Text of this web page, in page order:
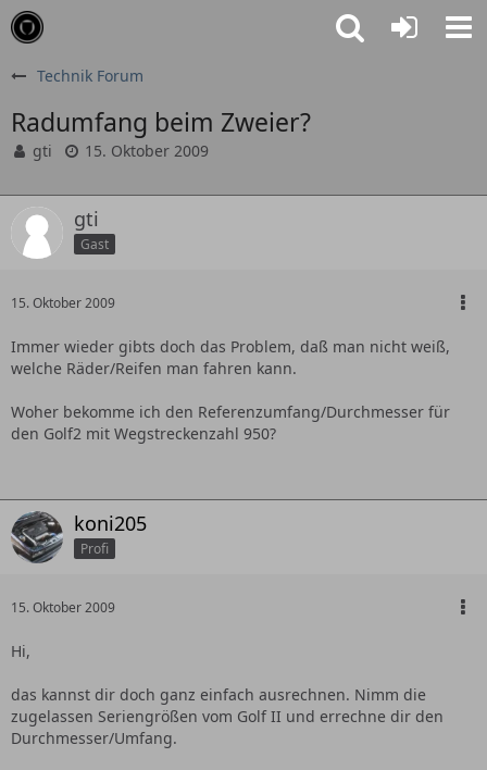
Technik Forum
Radumfang beim Zweier?
gti 15. Oktober 2009
gti
Gast
15. Oktober 2009
Immer wieder gibts doch das Problem, daß man nicht weiß,
welche Räder/Reifen man fahren kann.
Woher bekomme ich den Referenzumfang/Durchmesser für
den Golf2 mit Wegstreckenzahl 950?
koni205
Profi
15. Oktober 2009
Hi,
das kannst dir doch ganz einfach ausrechnen. Nimm die
zugelassen Seriengrößen vom Golf II und errechne dir den
Durchmesser/Umfang.